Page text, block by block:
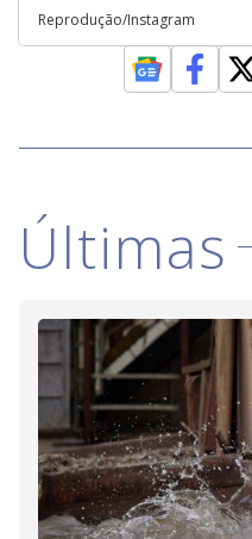
Reprodução/Instagram
Últimas